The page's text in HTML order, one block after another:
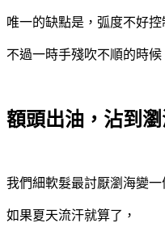
唯一的缺點是，弧度不好控
不過一時手殘吹不順的時候
額頭出油，沾到
我們細軟髮最討厭瀏海變一
如果夏天流汗就算了，